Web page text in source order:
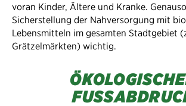
voran Kinder, Ältere und Kranke.
Sicherstellung der Nahversorgung mit
Lebensmitteln im gesamten Stadtgebiet
Grätzelmärkten) wichtig.